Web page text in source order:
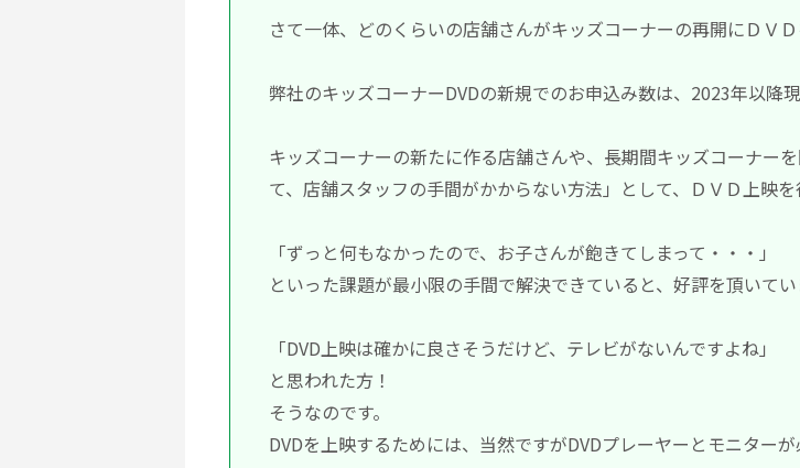
さて一体、どのくらいの店舗さんがキッズコーナーの再開にＤＶ
弊社のキッズコーナーDVDの新規でのお申込み数は、2023年以降
キッズコーナーの新たに作る店舗さんや、長期間キッズコーナー
て、店舗スタッフの手間がかからない方法」として、ＤＶＤ上映を
「ずっと何もなかったので、お子さんが飽きてしまって・・・」
といった課題が最小限の手間で解決できていると、好評を頂いてい
「DVD上映は確かに良さそうだけど、テレビがないんですよね」
と思われた方！
そうなのです。
DVDを上映するためには、当然ですがDVDプレーヤーとモニターが